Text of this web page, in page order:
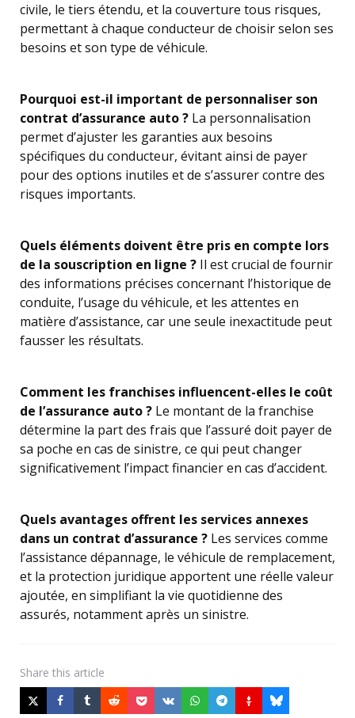
civile, le tiers étendu, et la couverture tous risques,
permettant à chaque conducteur de choisir selon ses
besoins et son type de véhicule.
Pourquoi est-il important de personnaliser son
contrat d’assurance auto ? La personnalisation
permet d’ajuster les garanties aux besoins
spécifiques du conducteur, évitant ainsi de payer
pour des options inutiles et de s’assurer contre des
risques importants.
Quels éléments doivent être pris en compte lors
de la souscription en ligne ? Il est crucial de fournir
des informations précises concernant l’historique de
conduite, l’usage du véhicule, et les attentes en
matière d’assistance, car une seule inexactitude peut
fausser les résultats.
Comment les franchises influencent-elles le coût
de l’assurance auto ? Le montant de la franchise
détermine la part des frais que l’assuré doit payer de
sa poche en cas de sinistre, ce qui peut changer
significativement l’impact financier en cas d’accident.
Quels avantages offrent les services annexes
dans un contrat d’assurance ? Les services comme
l’assistance dépannage, le véhicule de remplacement,
et la protection juridique apportent une réelle valeur
ajoutée, en simplifiant la vie quotidienne des
assurés, notamment après un sinistre.
Share this article